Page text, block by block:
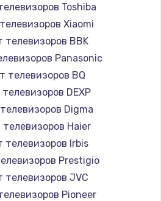
картридера
Заказать
микросхемы NFC
1100 руб.
Заказать
шим-контроллера
руб.
Toshiba
Xiaomi
телевизоров BBK
Panasonic
телевизоров BQ
DEXP
Digma
Haier
телевизоров Irbis
Prestigio
телевизоров JVC
Pioneer